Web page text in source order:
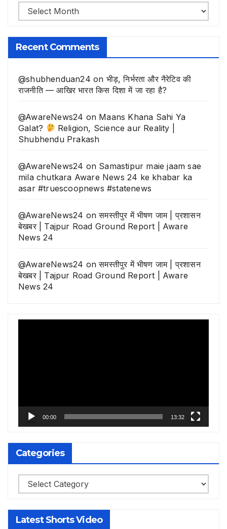
भूली-
बिसरी
खबरे
Recent Comments
@shubhenduan24 on भीड़, निर्भरता और नैरेटिव की
राजनीति — आखिर भारत किस दिशा में जा रहा है?
@AwareNews24 on Maans Khana Sahi Ya
Galat?
Religion, Science aur Reality |
Shubhendu Prakash
@AwareNews24 on Samastipur maie jaam sae
mila chutkara Aware News 24 ke khabar ka
asar #truescoopnews #statenews
@AwareNews24 onसमस्तीपुर में भीषण जाम | प्रशासन
बेखबर | Tajpur Road Ground Report | Aware
News 24
@AwareNews24 onसमस्तीपुर में भीषण जाम | प्रशासन
बेखबर | Tajpur Road Ground Report | Aware
News 24
00:00 13:32
Categories
Categories
Latest Shorts Video